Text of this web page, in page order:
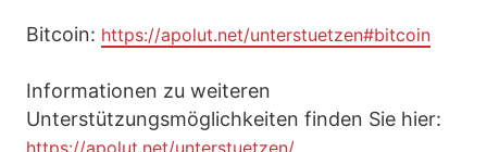
Bitcoin: https://apolut.net/unterstuetzen#bitcoin
Informationen zu weiteren
Unterstützungsmöglichkeiten finden Sie hier:
https://apolut.net/unterstuetzen/